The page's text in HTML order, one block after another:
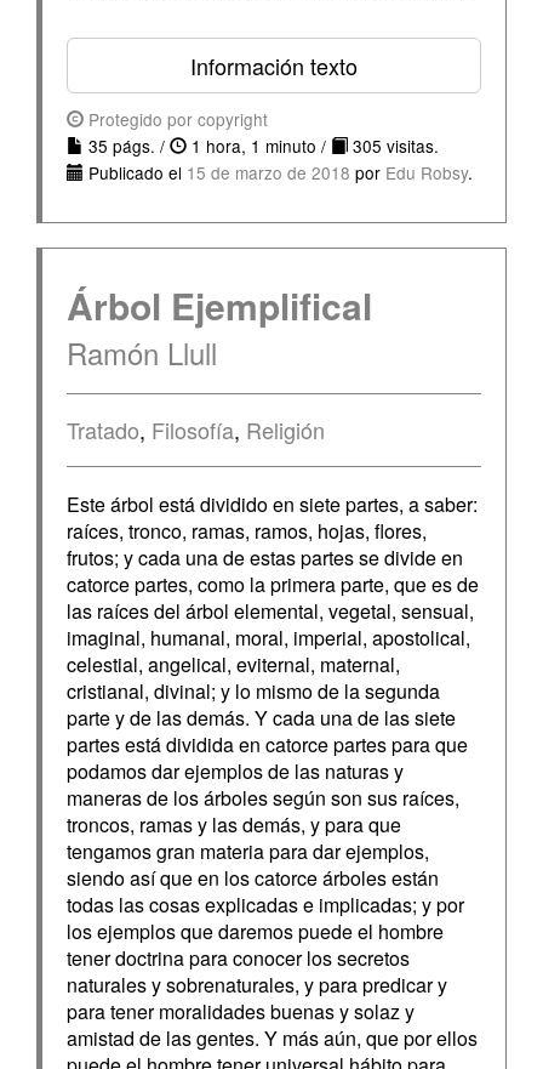
Información texto
Protegido por copyright
35 págs. /
1 hora, 1 minuto /
305 visitas.
Publicado el 15 de marzo de 2018 por Edu Robsy.
Árbol Ejemplifical
Ramón Llull
Tratado, Filosofía, Religión
Este árbol está dividido en siete partes, a saber:
raíces, tronco, ramas, ramos, hojas, flores,
frutos; y cada una de estas partes se divide en
catorce partes, como la primera parte, que es de
las raíces del árbol elemental, vegetal, sensual,
imaginal, humanal, moral, imperial, apostolical,
celestial, angelical, eviternal, maternal,
cristianal, divinal; y lo mismo de la segunda
parte y de las demás. Y cada una de las siete
partes está dividida en catorce partes para que
podamos dar ejemplos de las naturas y
maneras de los árboles según son sus raíces,
troncos, ramas y las demás, y para que
tengamos gran materia para dar ejemplos,
siendo así que en los catorce árboles están
todas las cosas explicadas e implicadas; y por
los ejemplos que daremos puede el hombre
tener doctrina para conocer los secretos
naturales y sobrenaturales, y para predicar y
para tener moralidades buenas y solaz y
amistad de las gentes. Y más aún, que por ellos